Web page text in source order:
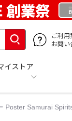
創業祭
ご利用
お問い
イストア
Poster Samurai